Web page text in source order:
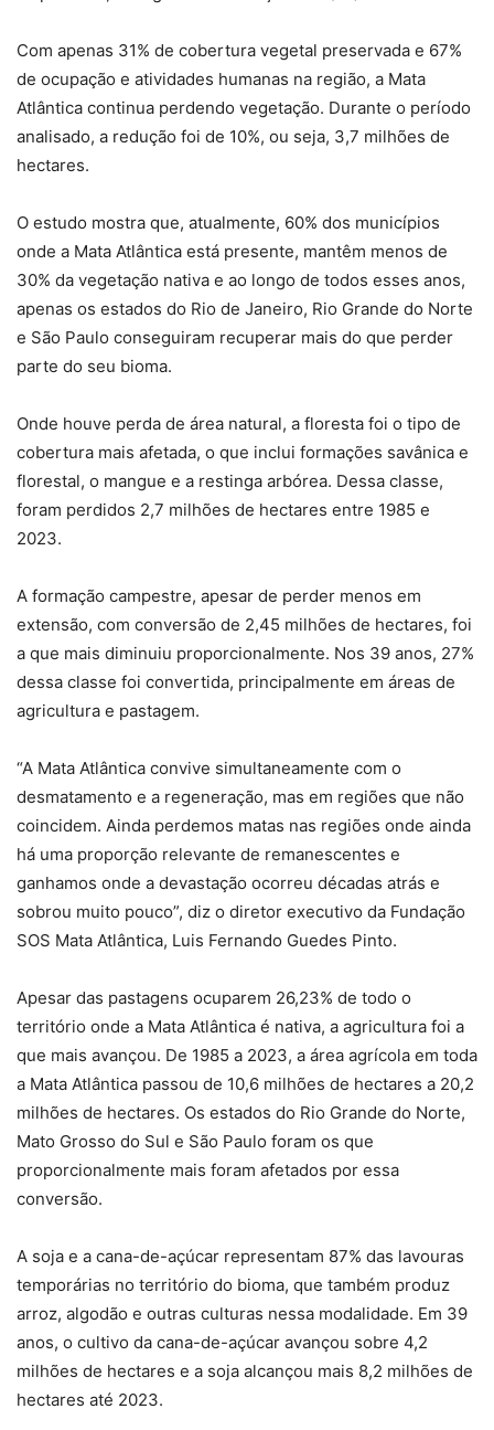
Com apenas 31% de cobertura vegetal preservada e 67%
de ocupação e atividades humanas na região, a Mata
Atlântica continua perdendo vegetação. Durante o período
analisado, a redução foi de 10%, ou seja, 3,7 milhões de
hectares.
O estudo mostra que, atualmente, 60% dos municípios
onde a Mata Atlântica está presente, mantêm menos de
30% da vegetação nativa e ao longo de todos esses anos,
apenas os estados do Rio de Janeiro, Rio Grande do Norte
e São Paulo conseguiram recuperar mais do que perder
parte do seu bioma.
Onde houve perda de área natural, a floresta foi o tipo de
cobertura mais afetada, o que inclui formações savânica e
florestal, o mangue e a restinga arbórea. Dessa classe,
foram perdidos 2,7 milhões de hectares entre 1985 e
2023.
A formação campestre, apesar de perder menos em
extensão, com conversão de 2,45 milhões de hectares, foi
a que mais diminuiu proporcionalmente. Nos 39 anos, 27%
dessa classe foi convertida, principalmente em áreas de
agricultura e pastagem.
“A Mata Atlântica convive simultaneamente com o
desmatamento e a regeneração, mas em regiões que não
coincidem. Ainda perdemos matas nas regiões onde ainda
há uma proporção relevante de remanescentes e
ganhamos onde a devastação ocorreu décadas atrás e
sobrou muito pouco”, diz o diretor executivo da Fundação
SOS Mata Atlântica, Luis Fernando Guedes Pinto.
Apesar das pastagens ocuparem 26,23% de todo o
território onde a Mata Atlântica é nativa, a agricultura foi a
que mais avançou. De 1985 a 2023, a área agrícola em toda
a Mata Atlântica passou de 10,6 milhões de hectares a 20,2
milhões de hectares. Os estados do Rio Grande do Norte,
Mato Grosso do Sul e São Paulo foram os que
proporcionalmente mais foram afetados por essa
conversão.
A soja e a cana-de-açúcar representam 87% das lavouras
temporárias no território do bioma, que também produz
arroz, algodão e outras culturas nessa modalidade. Em 39
anos, o cultivo da cana-de-açúcar avançou sobre 4,2
milhões de hectares e a soja alcançou mais 8,2 milhões de
hectares até 2023.